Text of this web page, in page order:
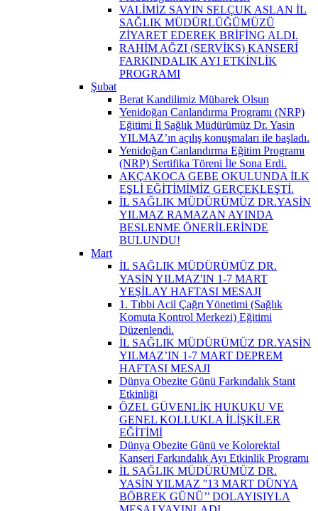
VALİMİZ SAYIN SELÇUK ASLAN İL
SAĞLIK MÜDÜRLÜĞÜMÜZÜ
ZİYARET EDEREK BRİFİNG ALDI.
RAHİM AĞZI (SERVİKS) KANSERİ
FARKINDALIK AYI ETKİNLİK
PROGRAMI
Şubat
Berat Kandilimiz Mübarek Olsun
Yenidoğan Canlandırma Programı (NRP)
Eğitimi İl Sağlık Müdürümüz Dr. Yasin
YILMAZ’ın açılış konuşmaları ile başladı.
Yenidoğan Canlandırma Eğitim Programı
(NRP) Sertifika Töreni İle Sona Erdi.
AKÇAKOCA GEBE OKULUNDA İLK
EŞLİ EĞİTİMİMİZ GERÇEKLEŞTİ.
İL SAĞLIK MÜDÜRÜMÜZ DR.YASİN
YILMAZ RAMAZAN AYINDA
BESLENME ÖNERİLERİNDE
BULUNDU!
Mart
İL SAĞLIK MÜDÜRÜMÜZ DR.
YASİN YILMAZ'IN 1-7 MART
YEŞİLAY HAFTASI MESAJI
1. Tıbbi Acil Çağrı Yönetimi (Sağlık
Komuta Kontrol Merkezi) Eğitimi
Düzenlendi.
İL SAĞLIK MÜDÜRÜMÜZ DR.YASİN
YILMAZ’IN 1-7 MART DEPREM
HAFTASI MESAJI
Dünya Obezite Günü Farkındalık Stant
Etkinliği
ÖZEL GÜVENLİK HUKUKU VE
GENEL KOLLUKLA İLİŞKİLER
EĞİTİMİ
Dünya Obezite Günü ve Kolorektal
Kanseri Farkındalık Ayı Etkinlik Programı
İL SAĞLIK MÜDÜRÜMÜZ DR.
YASİN YILMAZ ''13 MART DÜNYA
BÖBREK GÜNÜ’’ DOLAYISIYLA